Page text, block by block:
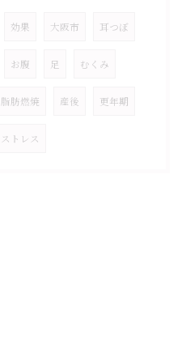
効果 大阪市 耳つぼ
お腹 足 むくみ
脂肪燃焼 産後 更年期
ストレス